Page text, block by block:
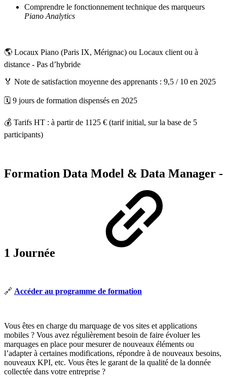
Comprendre le fonctionnement technique des marqueurs
Piano Analytics
🌎 Locaux Piano (Paris IX, Mérignac) ou Locaux client ou à
distance - Pas d’hybride
🏅 Note de satisfaction moyenne des apprenants : 9,5 / 10 en 2025
🗓️ 9 jours de formation dispensés en 2025
💰 Tarifs HT : à partir de 1125 € (tarif initial, sur la base de 5
participants)
Formation Data Model & Data Manager -
1 Journée
🔗 Accéder au programme de formation
Vous êtes en charge du marquage de vos sites et applications
mobiles ? Vous avez régulièrement besoin de faire évoluer les
marquages en place pour mesurer de nouveaux éléments ou
l’adapter à certaines modifications, répondre à de nouveaux besoins,
nouveaux KPI, etc. Vous êtes le garant de la qualité de la donnée
collectée dans votre entreprise ?